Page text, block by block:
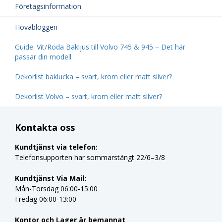
Företagsinformation
Hovabloggen
Guide: Vit/Röda Bakljus till Volvo 745 & 945 – Det här
passar din modell
Dekorlist baklucka – svart, krom eller matt silver?
Dekorlist Volvo – svart, krom eller matt silver?
Kontakta oss
Kundtjänst via telefon:
Telefonsupporten har sommarstängt 22/6–3/8
Kundtjänst Via Mail:
Mån-Torsdag 06:00-15:00
Fredag 06:00-13:00
Kontor och Lager är bemannat